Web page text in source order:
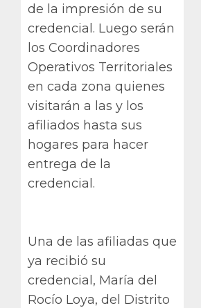
de la impresión de su
credencial. Luego serán
los Coordinadores
Operativos Territoriales
en cada zona quienes
visitarán a las y los
afiliados hasta sus
hogares para hacer
entrega de la
credencial.
Una de las afiliadas que
ya recibió su
credencial, María del
Rocío Loya, del Distrito